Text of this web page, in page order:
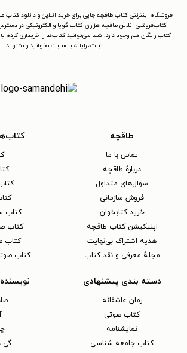
فروشگاه اینترنتی کتاب طاقچه جایی برای خرید آنلاین و دانلود
کتاب‌فروشی آنلاین طاقچه هزاران کتاب گویا و الکترونیکی در
کتاب رایگان هم وجود دارد. شما می‌توانید کتاب‌ها را خریداری کرده یا
تبلت، رایانه یا سایت بخوانید و بشنوید.
طاقچه
تماس با ما
دربارهٔ طاقچه
سوال‌های متداول
فروش سازمانی
خرید کتابخوان
اپلیکیشن کتاب طاقچه
هدیه اشتراک بی‌نهایت
مجلهٔ معرفی و نقد کتاب
کتاب
کتاب
کتاب
کتاب
دسته بندی پیشنهادی
رمان عاشقانه
کتاب‌ صوتی
نمایشنامه
کتاب جامعه شناسی
گی